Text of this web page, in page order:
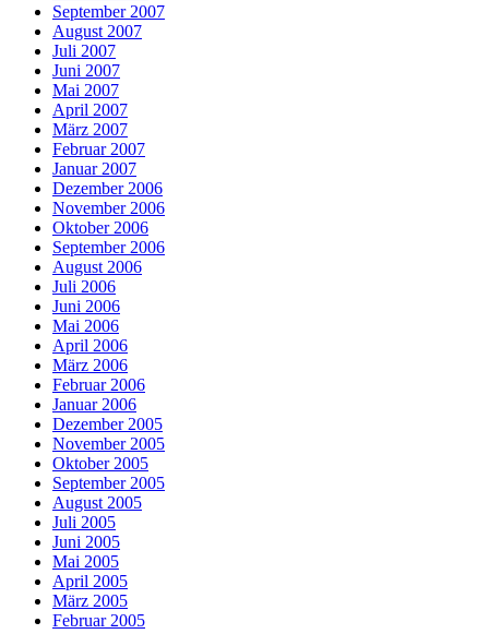
September 2007
August 2007
Juli 2007
Juni 2007
Mai 2007
April 2007
März 2007
Februar 2007
Januar 2007
Dezember 2006
November 2006
Oktober 2006
September 2006
August 2006
Juli 2006
Juni 2006
Mai 2006
April 2006
März 2006
Februar 2006
Januar 2006
Dezember 2005
November 2005
Oktober 2005
September 2005
August 2005
Juli 2005
Juni 2005
Mai 2005
April 2005
März 2005
Februar 2005